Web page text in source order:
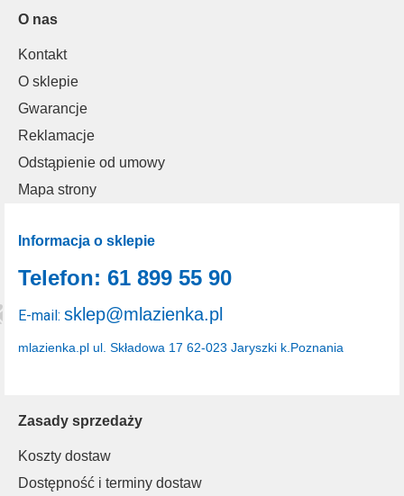
O nas
Kontakt
O sklepie
Gwarancje
Reklamacje
Odstąpienie od umowy
Mapa strony
Zasady sprzedaży
Koszty dostaw
Dostępność i terminy dostaw
Informacja o sklepie
mlazienka.pl ul. Składowa 17 62-023 Jaryszki k.Poznania
Telefon: 61 899 55 90
E-mail: sklep@mlazienka.pl